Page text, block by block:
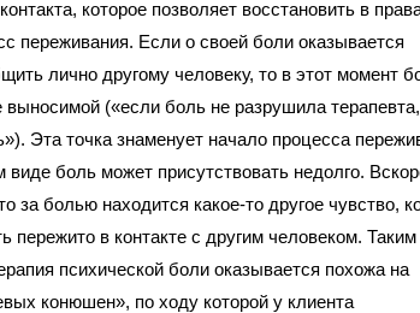
которое позволяет восстановить в
переживания. Если о своей боли оказывается
лично другому человеку, то в этот момент
выносимой («если боль не разрушила
Эта точка знаменует начало процесса
виде боль может присутствовать недолго.
за болью находится какое-то другое чувство,
пережито в контакте с другим человеком. Таким
психической боли оказывается похожа на
конюшен», по ходу которой у клиента